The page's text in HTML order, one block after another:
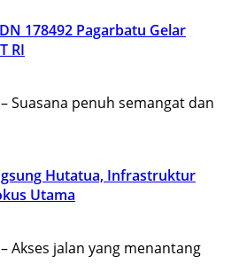
178492 Pagarbatu Gelar
RI
Suasana penuh semangat dan
Hutatua, Infrastruktur
Utama
Akses jalan yang menantang